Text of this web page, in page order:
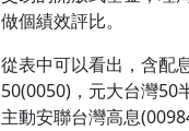
做個績效評比。
從表中可以看出，含配
50(0050)，元大台灣50
主動安聯台灣高息